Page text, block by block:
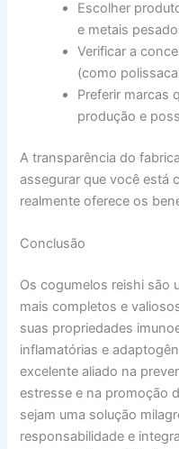
Escolher
e metais
Verificar a
(como
Preferir marcas
produção e
A transparência do
assegurar que você está
realmente oferece os
Conclusão
Os cogumelos reishi são
mais completos e
suas propriedades
inflamatórias e
excelente aliado na
estresse e na promoção
sejam uma solução
responsabilidade e